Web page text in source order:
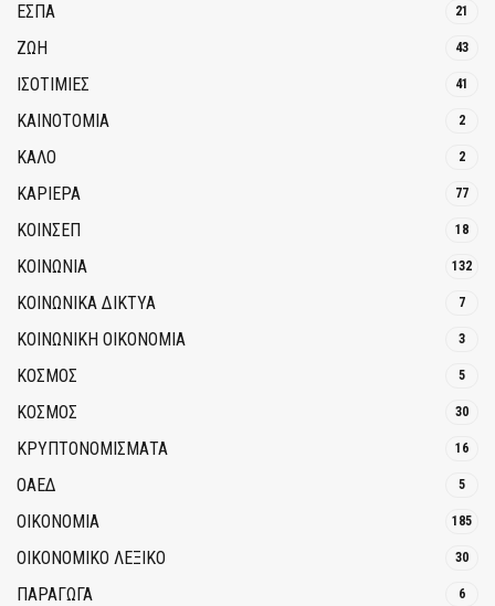
ΕΣΠΑ 21
ΖΩΗ 43
ΙΣΟΤΙΜΙΕΣ 41
ΚΑΙΝΟΤΟΜΊΑ 2
ΚΑΛΟ 2
ΚΑΡΙΕΡΑ 77
ΚΟΙΝΣΕΠ 18
ΚΟΙΝΩΝΙΑ 132
ΚΟΙΝΩΝΙΚΆ ΔΊΚΤΥΑ 7
ΚΟΙΝΩΝΙΚΉ ΟΙΚΟΝΟΜΊΑ 3
ΚΟΣΜΟΣ 5
ΚΟΣΜΟΣ 30
ΚΡΥΠΤΟΝΟΜΊΣΜΑΤΑ 16
ΟΑΕΔ 5
ΟΙΚΟΝΟΜΙΑ 185
ΟΙΚΟΝΟΜΙΚΟ ΛΕΞΙΚΟ 30
ΠΑΡΑΓΩΓΑ 6